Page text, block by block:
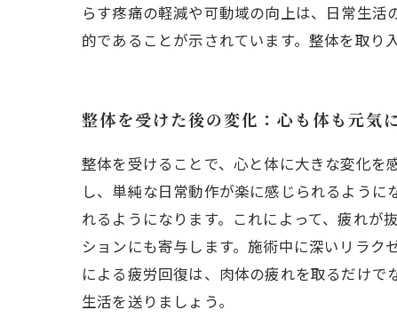
らす疼痛の軽減や可動域の向上は、日常生
的であることが示されています。整体を取り
整体を受けた後の変化：心も体も元気
整体を受けることで、心と体に大きな変化を
し、単純な日常動作が楽に感じられるよう
れるようになります。これによって、疲れが
ションにも寄与します。施術中に深いリラ
による疲労回復は、肉体の疲れを取るだけ
生活を送りましょう。